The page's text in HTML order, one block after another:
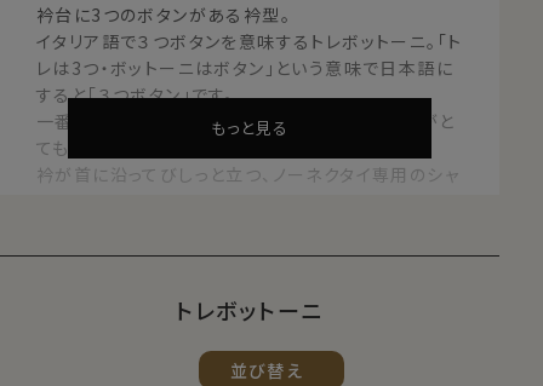
衿台に3つのボタンがある衿型。
イタリア語で３つボタンを意味するトレボットーニ。「ト
レは3つ・ボットーニはボタン」という意味で日本語に
すると「３つボタン」です。
一番上のボタンを３つ縦につけることにより衿高がと
ても高く、衿が大きめな衿型です。
衿が首に沿ってびしっと立つ、ノーネクタイ専用のシャ
ニ＆ワイドカラーで展開しております。
おすすめコーディネート
ジャケット・アウターに、ジーンズとあわせてドレスダ
ウンさせてコーディネイトするのが、トレボットーニの
もっと見る
トレボットーニ
並び替え